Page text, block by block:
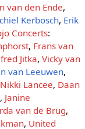
van den Ende,
Kerbosch, Erik
Concerts:
, Frans van
Jitka, Vicky van
van Leeuwen,
Nikki Lancee, Daan
, Janine
van de Brug,
, United